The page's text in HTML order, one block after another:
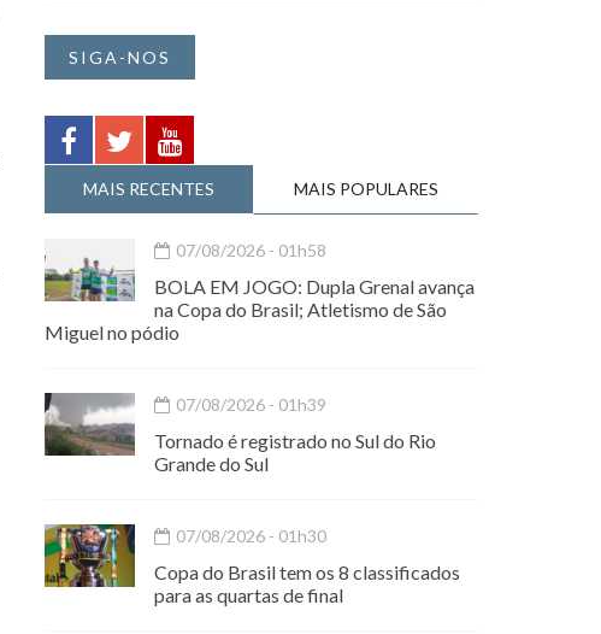
SIGA-NOS
MAIS RECENTES MAIS POPULARES
07/08/2026 - 01h58
BOLA EM JOGO: Dupla Grenal avança
na Copa do Brasil; Atletismo de São
Miguel no pódio
07/08/2026 - 01h39
Tornado é registrado no Sul do Rio
Grande do Sul
07/08/2026 - 01h30
Copa do Brasil tem os 8 classificados
para as quartas de final